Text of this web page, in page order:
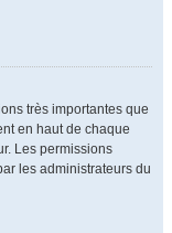
très importantes que
en haut de chaque
Les permissions
les administrateurs du